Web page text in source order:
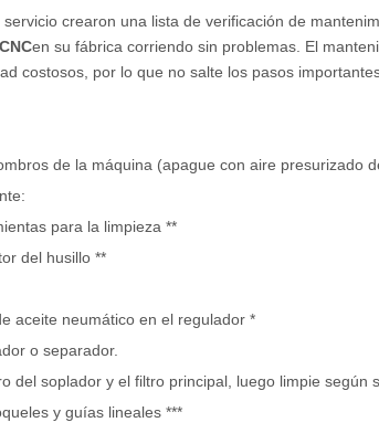
crearon una lista de verificación de
en su fábrica corriendo sin problemas. El
costosos, por lo que no salte los pasos
de la máquina (apague con aire presurizado
para la limpieza **
del husillo **
aceite neumático en el regulador *
o separador.
del soplador y el filtro principal, luego limpie según
y guías lineales ***